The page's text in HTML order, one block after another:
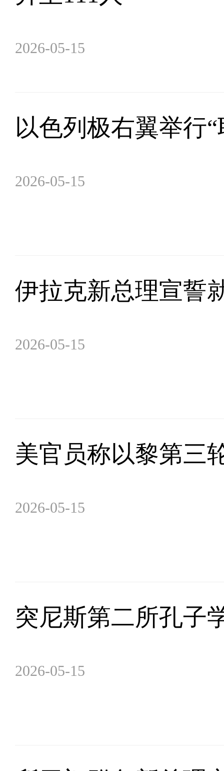
2026-05-15
以色列极右翼举行
2026-05-15
伊拉克新总理宣誓
2026-05-15
美官员称以黎第三
2026-05-15
突尼斯第二所孔子
2026-05-15